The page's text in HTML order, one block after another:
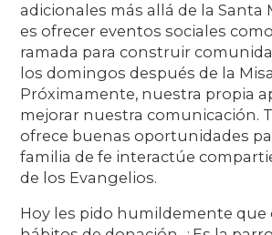
adicionales más allá de la Santa
es ofrecer eventos sociales
ramada para construir
los domingos después de la
Próximamente, nuestra propia
mejorar nuestra comunicación.
ofrece buenas oportunidades
familia de fe interactúe
de los Evangelios.
Hoy les pido humildemente que